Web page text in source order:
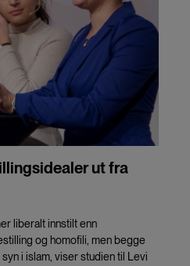
ut fra
liberalt innstilt enn
og homofili, men begge
i islam, viser studien til Levi